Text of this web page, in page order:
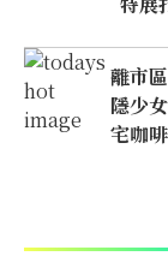
離市
隱少
宅咖啡